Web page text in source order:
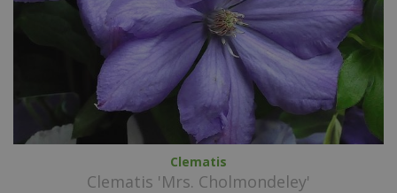
Clematis
Clematis 'Mrs. Cholmondeley'